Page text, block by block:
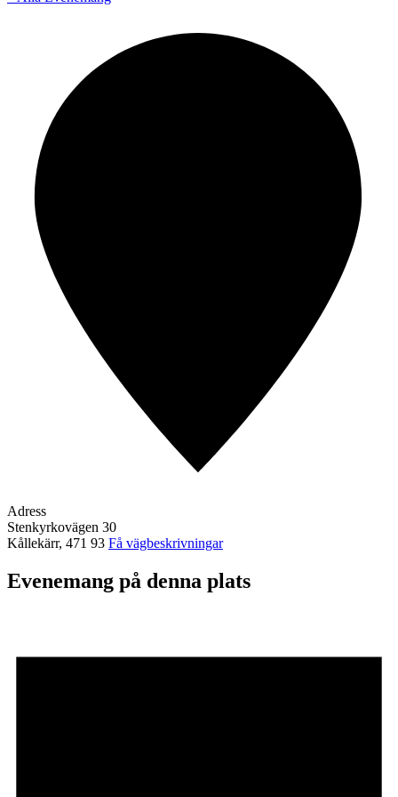
Adress
Stenkyrkovägen 30
Kållekärr, 471 93 Få vägbeskrivningar
Evenemang på denna plats